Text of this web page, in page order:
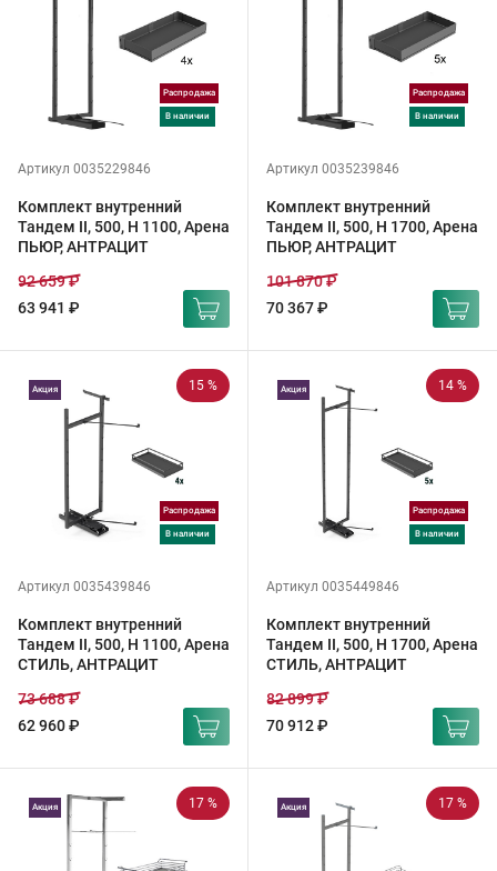
Распродажа
в наличии
Артикул 0035229846
Комплект внутренний
Тандем II, 500, H 1100, Арена
ПЬЮР, АНТРАЦИТ
63 941 ₽
92 659 ₽
Распродажа
в наличии
Артикул 0035239846
Комплект внутренний
Тандем II, 500, H 1700, Арена
ПЬЮР, АНТРАЦИТ
70 367 ₽
101 870 ₽
15 %
Распродажа
в наличии
Акция
Артикул 0035439846
Комплект внутренний
Тандем II, 500, H 1100, Арена
СТИЛЬ, АНТРАЦИТ
62 960 ₽
73 688 ₽
14 %
Распродажа
в наличии
Акция
Артикул 0035449846
Комплект внутренний
Тандем II, 500, H 1700, Арена
СТИЛЬ, АНТРАЦИТ
70 912 ₽
82 899 ₽
17 %
Акция 17 %
Акция